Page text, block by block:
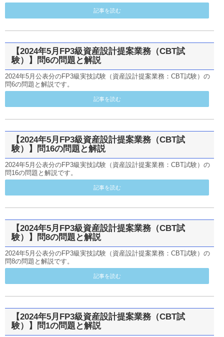
記事を読む
【2024年5月FP3級資産設計提案業務（CBT試
験）】問6の問題と解説
2024年5月公表分のFP3級実技試験（資産設計提案業務：CBT試験）の
問6の問題と解説です。
記事を読む
【2024年5月FP3級資産設計提案業務（CBT試
験）】問16の問題と解説
2024年5月公表分のFP3級実技試験（資産設計提案業務：CBT試験）の
問16の問題と解説です。
記事を読む
【2024年5月FP3級資産設計提案業務（CBT試
験）】問8の問題と解説
2024年5月公表分のFP3級実技試験（資産設計提案業務：CBT試験）の
問8の問題と解説です。
記事を読む
【2024年5月FP3級資産設計提案業務（CBT試
験）】問1の問題と解説